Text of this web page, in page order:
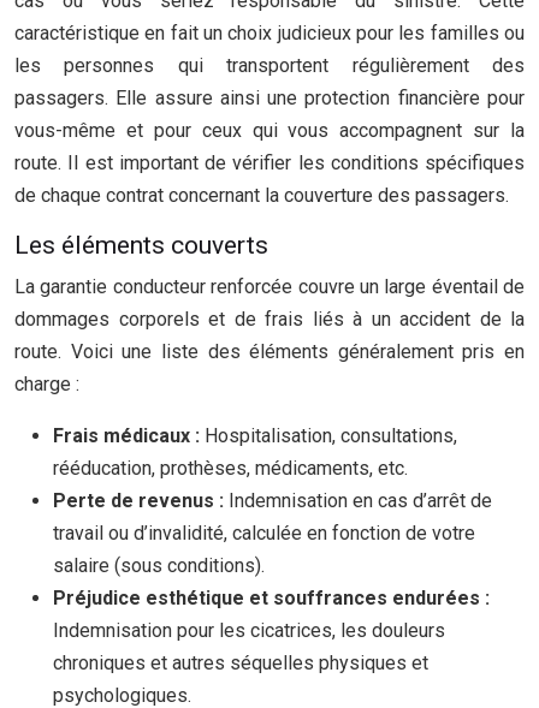
caractéristique en fait un choix judicieux pour les familles ou
les personnes qui transportent régulièrement des
passagers. Elle assure ainsi une protection financière pour
vous-même et pour ceux qui vous accompagnent sur la
route. Il est important de vérifier les conditions spécifiques
de chaque contrat concernant la couverture des passagers.
Les éléments couverts
La garantie conducteur renforcée couvre un large éventail de
dommages corporels et de frais liés à un accident de la
route. Voici une liste des éléments généralement pris en
charge :
Frais médicaux : Hospitalisation, consultations,
rééducation, prothèses, médicaments, etc.
Perte de revenus : Indemnisation en cas d’arrêt de
travail ou d’invalidité, calculée en fonction de votre
salaire (sous conditions).
Préjudice esthétique et souffrances endurées :
Indemnisation pour les cicatrices, les douleurs
chroniques et autres séquelles physiques et
psychologiques.